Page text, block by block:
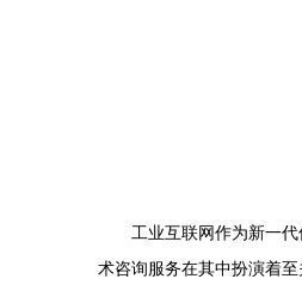
工业互联网作为新一
术咨询服务在其中扮演着